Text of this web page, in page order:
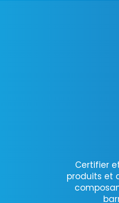
Certifier
produits et